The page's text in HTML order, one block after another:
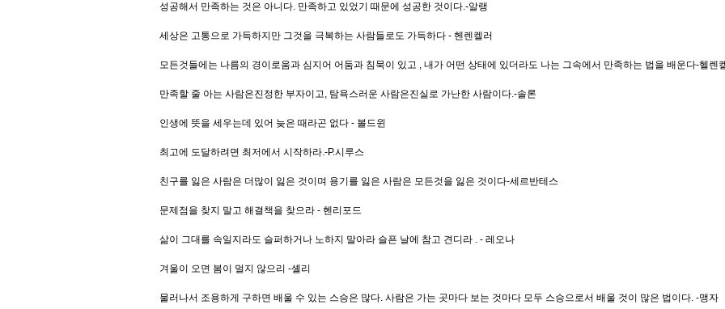
성공해서 만족하는 것은 아니다. 만족하고 있었기 때문에 성공한 것이다.-알랭
세상은 고통으로 가득하지만 그것을 극복하는 사람들로도 가득하다 - 헨렌켈러
모든것들에는 나름의 경이로움과 심지어 어둠과 침묵이 있고 , 내가 어떤 상태에 있더라도 나는 그속에서 만족하는 법을 배운다-헬렌
만족할 줄 아는 사람은진정한 부자이고, 탐욕스러운 사람은진실로 가난한 사람이다.-솔론
인생에 뜻을 세우는데 있어 늦은 때라곤 없다 - 볼드윈
최고에 도달하려면 최저에서 시작하라.-P.시루스
친구를 잃은 사람은 더많이 잃은 것이며 용기를 잃은 사람은 모든것을 잃은 것이다-세르반테스
문제점을 찾지 말고 해결책을 찾으라 - 헨리포드
삶이 그대를 속일지라도 슬퍼하거나 노하지 말아라 슬픈 날에 참고 견디라 . - 레오나
겨울이 오면 봄이 멀지 않으리 -셸리
물러나서 조용하게 구하면 배울 수 있는 스승은 많다. 사람은 가는 곳마다 보는 것마다 모두 스승으로서 배울 것이 많은 법이다. -맹자